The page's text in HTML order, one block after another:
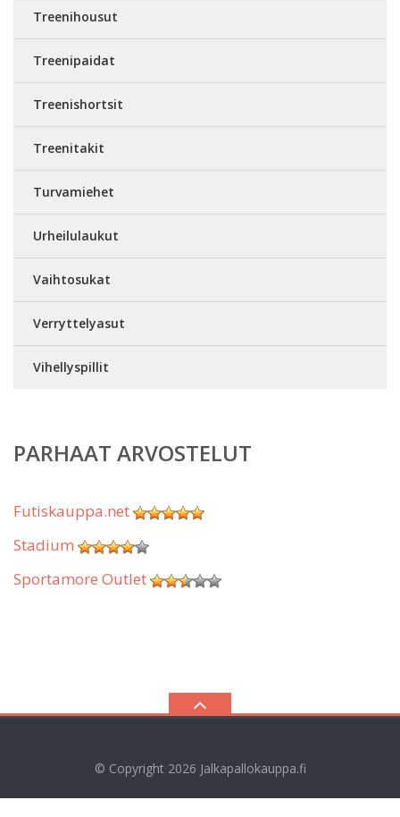
Treenihousut
Treenipaidat
Treenishortsit
Treenitakit
Turvamiehet
Urheilulaukut
Vaihtosukat
Verryttelyasut
Vihellyspillit
PARHAAT ARVOSTELUT
Futiskauppa.net
Stadium
Sportamore Outlet
© Copyright 2026 Jalkapallokauppa.fi